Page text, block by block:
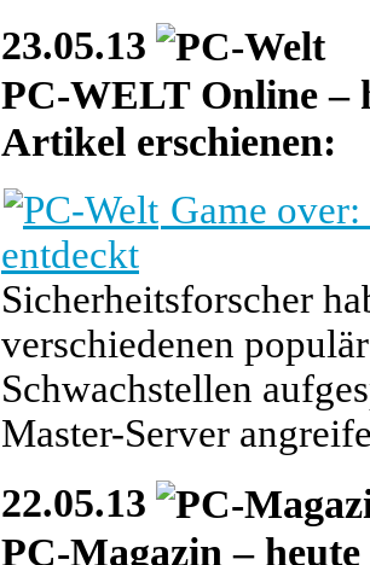
23.05.13
PC-WELT Online –
Artikel erschienen:
Game
entdeckt
Sicherheitsforscher
verschiedenen
Schwachstellen
Master-Server
22.05.13
PC-Magazin –